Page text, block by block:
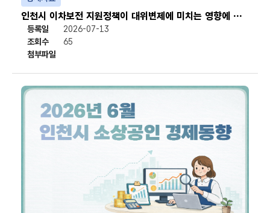
인천시 이차보전 지원정책이 대위변제에 미치는 영향에 관한 연구
등록일
2026-07-13
조회수
65
첨부파일